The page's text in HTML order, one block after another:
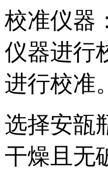
校准仪器
仪器进行
进行校准。
选择安瓿
干燥且无